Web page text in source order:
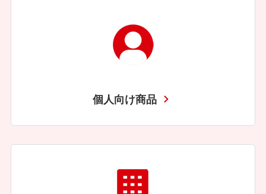
個人向け商品